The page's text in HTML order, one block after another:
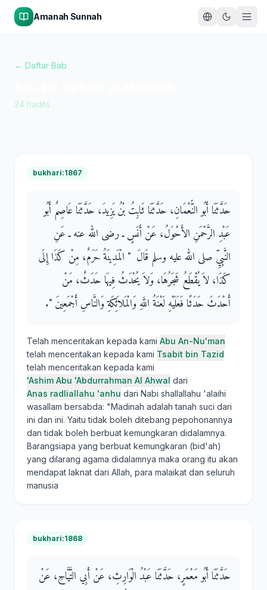
Amanah Sunnah
← Daftar Bab
24 hadits
bukhari:1867
حَدَّثَنَا أَبُو النُّعْمَانِ، حَدَّثَنَا ثَابِتُ بْنُ يَزِيدَ، حَدَّثَنَا عَاصِمٌ أَبُو
عَبْدِ الرَّحْمَنِ الأَحْوَلُ، عَنْ أَنَسٍ ـ رضى الله عنه ـ عَنِ
النَّبِيِّ صلى الله عليه وسلم قَالَ ‏ "‏ الْمَدِينَةُ حَرَمٌ، مِنْ كَذَا إِلَى
كَذَا، لاَ يُقْطَعُ شَجَرُهَا، وَلاَ يُحْدَثُ فِيهَا حَدَثٌ، مَنْ
أَحْدَثَ حَدَثًا فَعَلَيْهِ لَعْنَةُ اللَّهِ وَالْمَلاَئِكَةِ وَالنَّاسِ أَجْمَعِينَ ‏"‏‏.‏
Telah menceritakan kepada kami Abu An-Nu'man
telah menceritakan kepada kami Tsabit bin Tazid
telah menceritakan kepada kami
'Ashim Abu 'Abdurrahman Al Ahwal dari
Anas radliallahu 'anhu dari Nabi shallallahu 'alaihi
wasallam bersabda: "Madinah adalah tanah suci dari
ini dan ini. Yaitu tidak boleh ditebang pepohonannya
dan tidak boleh berbuat kemungkaran didalamnya.
Barangsiapa yang berbuat kemungkaran (bid'ah)
yang dilarang agama didalamnya maka orang itu akan
mendapat laknat dari Allah, para malaikat dan seluruh
manusia
bukhari:1868
حَدَّثَنَا أَبُو مَعْمَرٍ، حَدَّثَنَا عَبْدُ الْوَارِثِ، عَنْ أَبِي التَّيَّاحِ، عَنْ